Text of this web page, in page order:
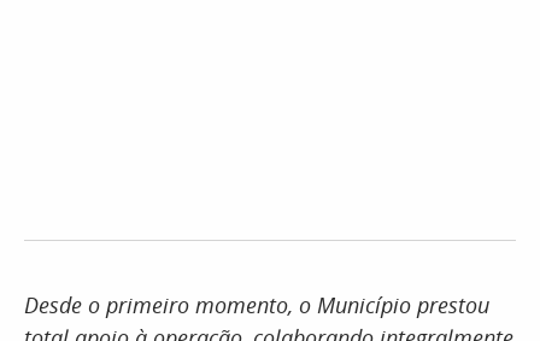
Desde o primeiro momento, o Município prestou